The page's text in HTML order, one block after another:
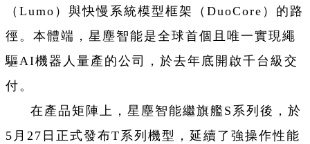
（Lumo）與快慢系統模型框架（DuoCore）的路
徑。本體端，星塵智能是全球首個且唯一實現繩
驅AI機器人量產的公司，於去年底開啟千台級交
付。
在產品矩陣上，星塵智能繼旗艦S系列後，於
5月27日正式發布T系列機型，延續了強操作性能